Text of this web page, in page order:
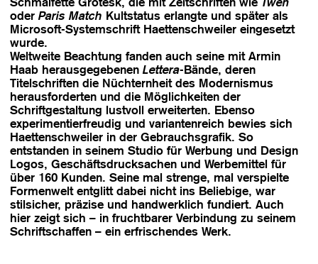
oderParis Match Kultstatus erlangte und später als
Microsoft-Systemschrift Haettenschweiler eingesetzt
wurde.
Weltweite Beachtung fanden auch seine mit Armin
Haab herausgegebenenLettera-Bände, deren
Titelschriften die Nüchternheit des Modernismus
herausforderten und die Möglichkeiten der
Schriftgestaltung lustvoll erweiterten. Ebenso
experimentierfreudig und variantenreich bewies sich
Haettenschweiler in der Gebrauchsgrafik. So
entstanden in seinem Studio für Werbung und Design
Logos, Geschäftsdrucksachen und Werbemittel für
über 160 Kunden. Seine mal strenge, mal verspielte
Formenwelt entglitt dabei nicht ins Beliebige, war
stilsicher, präzise und handwerklich fundiert. Auch
hier zeigt sich – in fruchtbarer Verbindung zu seinem
Schriftschaffen – ein erfrischendes Werk.